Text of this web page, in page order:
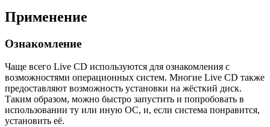
Применение
Ознакомление
Чаще всего Live CD используются для ознакомления с
возможностями операционных систем. Многие Live CD также
предоставляют возможность установки на жёсткий диск.
Таким образом, можно быстро запустить и попробовать в
использовании ту или иную ОС, и, если система понравится,
установить её.